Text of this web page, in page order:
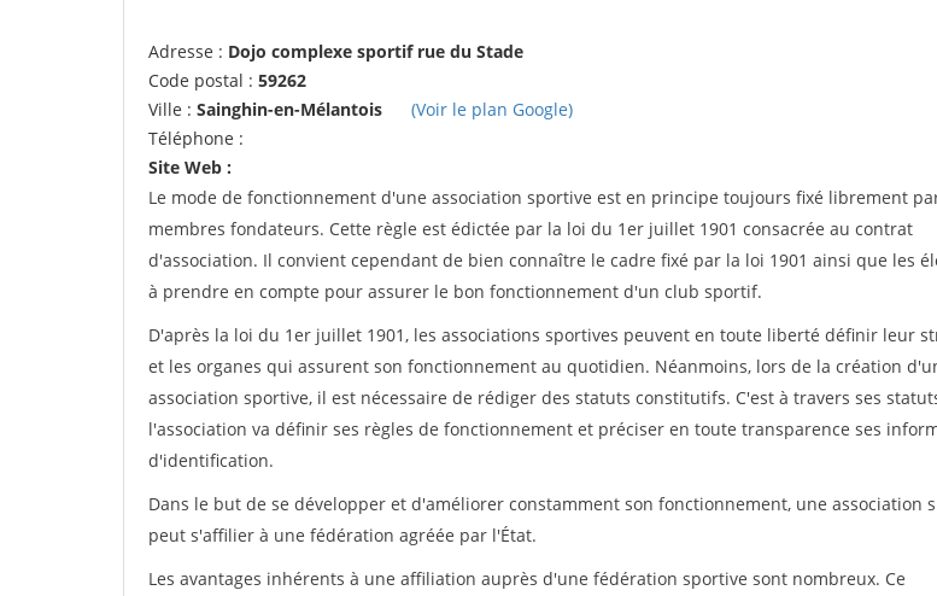
Adresse : Dojo complexe sportif rue du Stade
Code postal : 59262
Ville : Sainghin-en-Mélantois
(Voir le plan Google)
Téléphone :
Site Web :
Le mode de fonctionnement d'une association sportive est en principe toujours fixé librement
membres fondateurs. Cette règle est édictée par la loi du 1er juillet 1901 consacrée au contrat
d'association. Il convient cependant de bien connaître le cadre fixé par la loi 1901 ainsi que les
à prendre en compte pour assurer le bon fonctionnement d'un club sportif.
D'après la loi du 1er juillet 1901, les associations sportives peuvent en toute liberté définir leur
et les organes qui assurent son fonctionnement au quotidien. Néanmoins, lors de la création
association sportive, il est nécessaire de rédiger des statuts constitutifs. C'est à travers ses
l'association va définir ses règles de fonctionnement et préciser en toute transparence ses
d'identification.
Dans le but de se développer et d'améliorer constamment son fonctionnement, une association
peut s'affilier à une fédération agréée par l'État.
Les avantages inhérents à une affiliation auprès d'une fédération sportive sont nombreux. Ce